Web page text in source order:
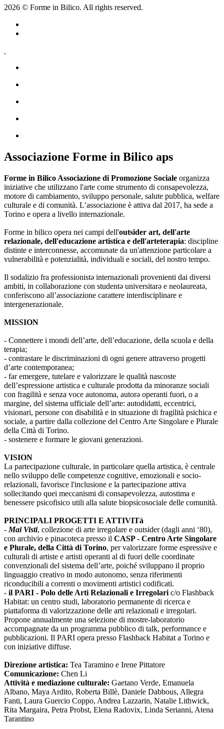
2026 © Forme in Bilico. All rights reserved.
Associazione Forme in Bilico aps
Forme in Bilico Associazione di Promozione Sociale organizza
iniziative che utilizzano l'arte come strumento di consapevolezza,
motore di cambiamento, sviluppo personale, salute pubblica, welfare
culturale e di comunità. L’associazione è attiva dal 2017, ha sede a
Torino e opera a livello internazionale.
Forme in bilico opera nei campi dell'outsider art, dell'arte
relazionale, dell'educazione artistica e dell'arteterapia: discipline
distinte e interconnesse, accomunate da un'attenzione particolare a
vulnerabilità e potenzialità, individuali e sociali, del nostro tempo.
Il sodalizio fra professionistə internazionali provenienti dai diversi
ambiti, in collaborazione con studentə universitarə e neolaureatə,
conferiscono all’associazione carattere interdisciplinare e
intergenerazionale.
MISSION
- Connettere i mondi dell’arte, dell’educazione, della scuola e della
terapia;
- contrastare le discriminazioni di ogni genere attraverso progetti
d’arte contemporanea;
- far emergere, tutelare e valorizzare le qualità nascoste
dell’espressione artistica e culturale prodotta da minoranze sociali
con fragilità e senza voce autonoma, autorə operanti fuori, o a
margine, del sistema ufficiale dell’arte: autodidatti, eccentrici,
visionari, persone con disabilità e in situazione di fragilità psichica e
sociale, a partire dalla collezione del Centro Arte Singolare e Plurale
della Città di Torino.
- sostenere e formare le giovani generazioni.
VISION
La partecipazione culturale, in particolare quella artistica, è centrale
nello sviluppo delle competenze cognitive, emozionali e socio-
relazionali, favorisce l'inclusione e la partecipazione attiva
sollecitando quei meccanismi di consapevolezza, autostima e
benessere psicofisico utili alla salute biopsicosociale delle comunità.
PRINCIPALI PROGETTI E ATTIVITà
- Mai Visti, collezione di arte irregolare e outsider (dagli anni ‘80),
con archivio e pinacoteca presso il CASP - Centro Arte Singolare
e Plurale, della Città di Torino, per valorizzare forme espressive e
culturali di artiste e artisti operanti al di fuori delle coordinate
convenzionali del sistema dell’arte, poiché sviluppano il proprio
linguaggio creativo in modo autonomo, senza riferimenti
riconducibili a correnti o movimenti artistici codificati.
- il PARI - Polo delle Arti Relazionali e Irregolari c/o Flashback
Habitat: un centro studi, laboratorio permanente di ricerca e
piattaforma di valorizzazione delle arti relazionali e irregolari.
Propone annualmente una selezione di mostre-laboratorio
accompagnate da un programma pubblico di talk, performance e
pubblicazioni. Il PARI opera presso Flashback Habitat a Torino e
con iniziative diffuse.
Direzione artistica: Tea Taramino e Irene Pittatore
Comunicazione: Chen Li
Attività e mediazione culturale: Gaetano Verde, Emanuela
Albano, Maya Ardito, Roberta Billè, Daniele Dabbous, Allegra
Fanti, Laura Guercio Coppo, Andrea Lazzarin, Natalie Lithwick,
Rita Margaira, Petra Probst, Elena Radovix, Linda Serianni, Atena
Tarantino